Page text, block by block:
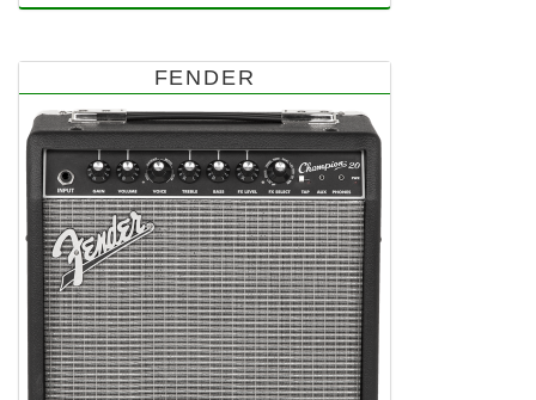
FENDER